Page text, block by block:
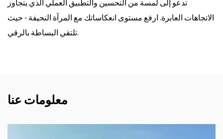
تدعو إلى لمسة من التحسين والتطبيق العملي الذي يتجاوز
الاتجاهات العابرة. ارفع مستوى انعكاساتك مع المرآة النحيفة - حيث
تلتقي البساطة بالرقي.
معلومات عنا